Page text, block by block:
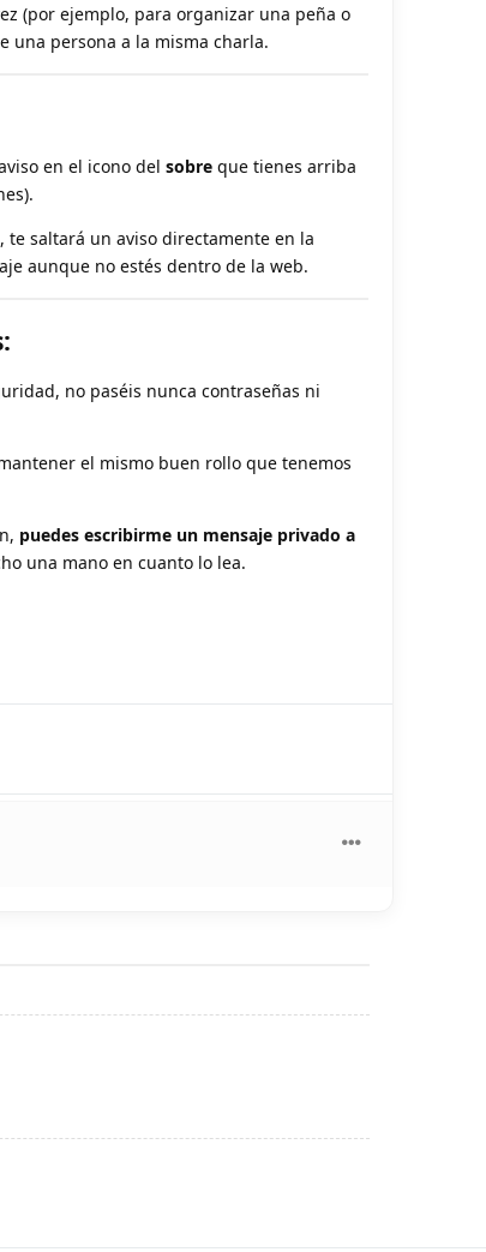
(por ejemplo, para organizar una peña o
una persona a la misma charla.
en el icono del sobre que tienes arriba
te saltará un aviso directamente en la
aunque no estés dentro de la web.
no paséis nunca contraseñas ni
el mismo buen rollo que tenemos
puedes escribirme un mensaje privado a
una mano en cuanto lo lea.